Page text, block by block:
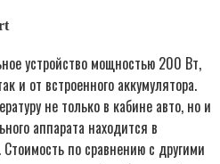
устройство мощностью 200 Вт,
и от встроенного аккумулятора.
не только в кабине авто, но и
аппарата находится в
по сравнению с другими